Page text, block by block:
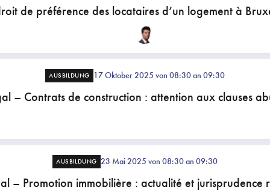
de préférence des locataires d’un logement à
AUSBILDUNG 17 Oktober 2025 von 08:30 an 09:30
– Contrats de construction : attention aux clauses
AUSBILDUNG 23 Mai 2025 von 08:30 an 09:30
– Promotion immobilière : actualité et jurisprudence